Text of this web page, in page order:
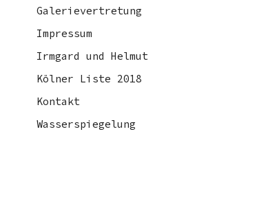
Galerievertretung
Impressum
Irmgard und Helmut
Kölner Liste 2018
Kontakt
Wasserspiegelung